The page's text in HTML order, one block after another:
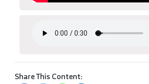
Share This Content: